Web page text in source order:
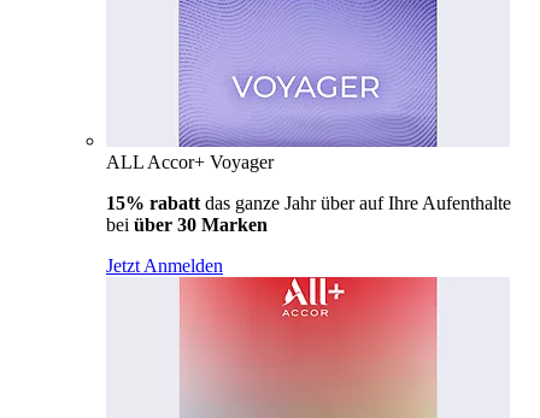
ALL Accor+ Voyager
15% rabatt das ganze Jahr über auf Ihre Aufenthalte
bei über 30 Marken
Jetzt Anmelden